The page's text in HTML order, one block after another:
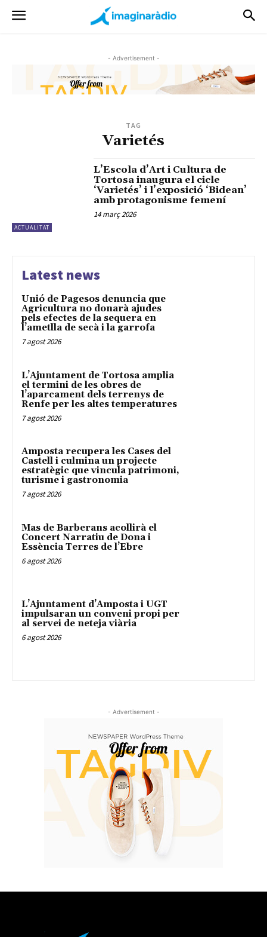
- Advertisement -
TAG
Varietés
ACTUALITAT
L’Escola d’Art i Cultura de
Tortosa inaugura el cicle
‘Varietés’ i l’exposició ‘Bidean’
amb protagonisme femení
14 març 2026
Latest news
Unió de Pagesos denuncia que
Agricultura no donarà ajudes
pels efectes de la sequera en
l’ametlla de secà i la garrofa
7 agost 2026
L’Ajuntament de Tortosa amplia
el termini de les obres de
l’aparcament dels terrenys de
Renfe per les altes temperatures
7 agost 2026
Amposta recupera les Cases del
Castell i culmina un projecte
estratègic que vincula patrimoni,
turisme i gastronomia
7 agost 2026
Mas de Barberans acollirà el
Concert Narratiu de Dona i
Essència Terres de l’Ebre
6 agost 2026
L’Ajuntament d’Amposta i UGT
impulsaran un conveni propi per
al servei de neteja viària
6 agost 2026
- Advertisement -